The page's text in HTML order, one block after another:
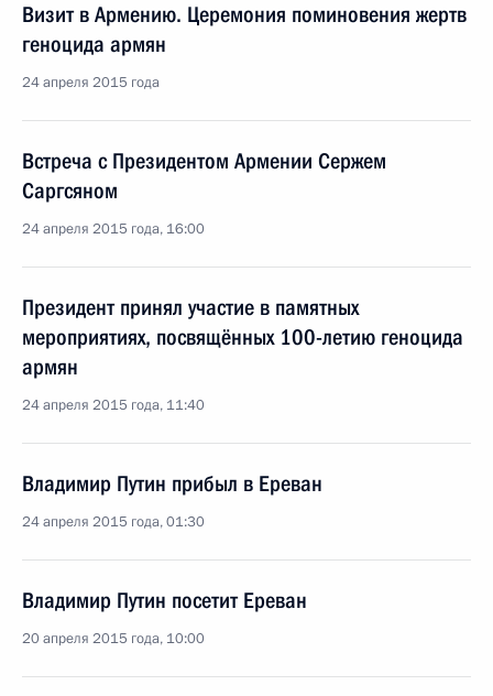
Визит в Армению. Церемония поминовения жертв
геноцида армян
24 апреля 2015 года
Встреча с Президентом Армении Сержем
Саргсяном
24 апреля 2015 года, 16:00
Президент принял участие в памятных
мероприятиях, посвящённых 100-летию геноцида
армян
24 апреля 2015 года, 11:40
Владимир Путин прибыл в Ереван
24 апреля 2015 года, 01:30
Владимир Путин посетит Ереван
20 апреля 2015 года, 10:00